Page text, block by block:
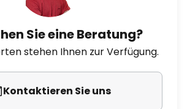
Sie eine Beratung?
stehen Ihnen zur Verfügung.
Kontaktieren Sie uns